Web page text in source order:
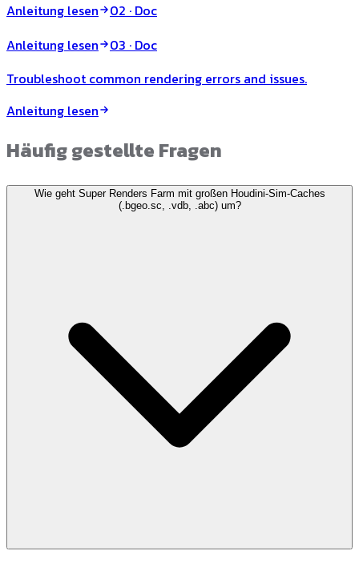
Anleitung lesen
02 · Doc
Anleitung lesen
03 · Doc
Troubleshoot common rendering errors and issues.
Anleitung lesen
Häufig gestellte Fragen
Wie geht Super Renders Farm mit großen Houdini-Sim-Caches
(.bgeo.sc, .vdb, .abc) um?